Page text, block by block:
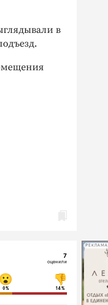
в
7
оценили
0% 14%
РЕКЛАМА